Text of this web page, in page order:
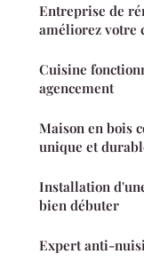
Entreprise de
améliorez votre
Cuisine
agencement
Maison en bois
unique et
Installation
bien débuter
Expert anti-